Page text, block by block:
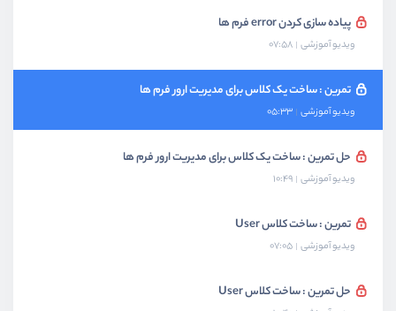
پیاده سازی کردن error فرم ها
ویدیو آموزشی 07:58
تمرین : ساخت یک کلاس برای مدیریت ارور فرم ها
ویدیو آموزشی 05:33
حل تمرین : ساخت یک کلاس برای مدیریت ارور فرم ها
ویدیو آموزشی 10:49
تمرین : ساخت کلاس User
ویدیو آموزشی 07:05
حل تمرین : ساخت کلاس User